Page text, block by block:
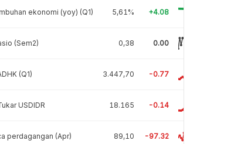
ekonomi (yoy) (Q1) 5,61% +4.08
(Sem2) 0,38 0.00
(Q1) 3.447,70 -0.77
USDIDR 18.165 -0.14
perdagangan (Apr) 89,10 -97.32